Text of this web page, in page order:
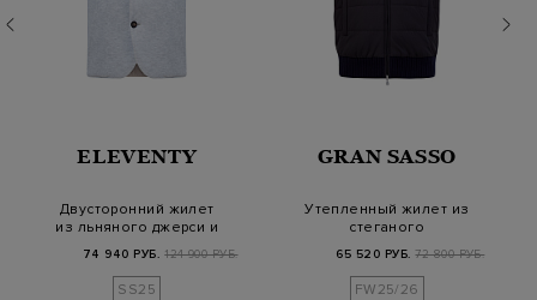
ELEVENTY
Двусторонний жилет
из льняного джерси и
74 940 РУБ. 124 900 РУБ.
SS25
GRAN SASSO
Утепленный жилет из
стеганого
нейлона
65 520 РУБ. 72 800 РУБ.
FW25/26